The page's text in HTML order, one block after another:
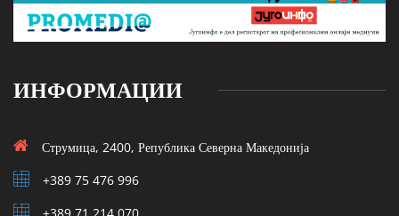
ИНФОРМАЦИИ
Струмица, 2400, Република Северна Македонија
+389 75 476 996